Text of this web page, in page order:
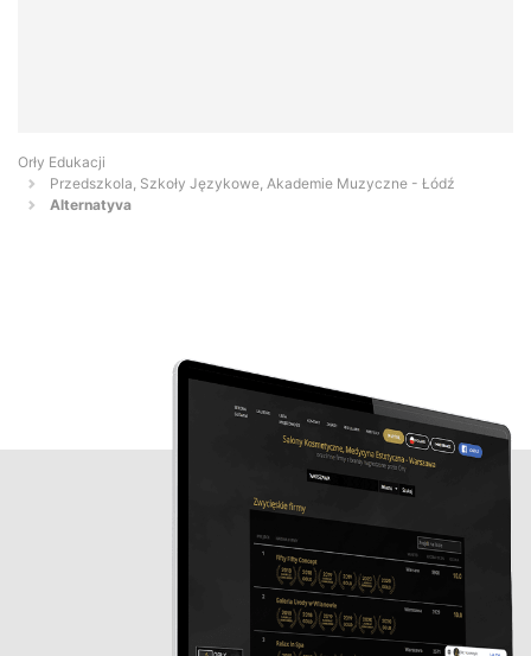
Orły Edukacji
Przedszkola, Szkoły Językowe, Akademie Muzyczne - Łódź
Alternatyva